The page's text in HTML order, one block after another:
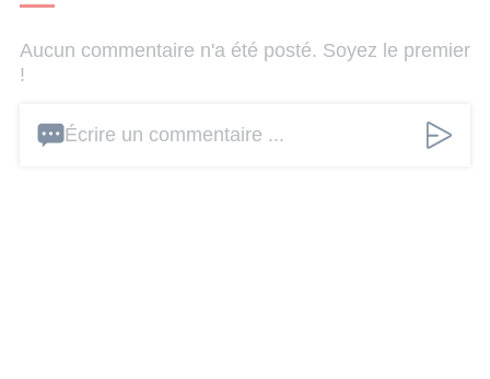
Aucun commentaire n'a été posté. Soyez le premier
!
Écrire un commentaire ...